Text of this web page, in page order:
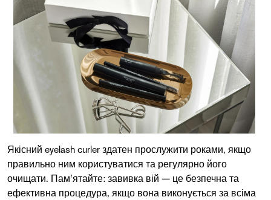
Якісний eyelash curler здатен прослужити роками, якщо
правильно ним користуватися та регулярно його
очищати. Пам’ятайте: завивка вій — це безпечна та
ефективна процедура, якщо вона виконується за всіма